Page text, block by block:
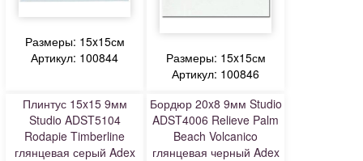
Размеры: 15x15см
Артикул: 100844
Размеры: 15x15см
Артикул: 100846
Плинтус 15x15 9мм
Studio ADST5104
Rodapie Timberline
глянцевая серый Adex
Бордюр 20x8 9мм Studio
ADST4006 Relieve Palm
Beach Volcanico
глянцевая черный Adex